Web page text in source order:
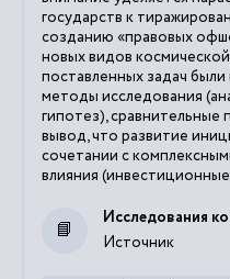
государств к
созданию «правовых
новых видов
поставленных задач
методы исследования
гипотез),
вывод, что развитие
сочетании с
влияния
Источник
Исследования